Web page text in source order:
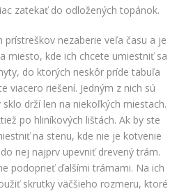
zatekať do odložených topánok.
prístreškov nezaberie veľa času a je
miesto, kde ich chcete umiestniť sa
do ktorých neskôr príde tabuľa
viacero riešení. Jedným z nich sú
drží len na niekoľkých miestach.
po hliníkových lištách. Ak by ste
na stenu, kde nie je kotvenie
nej najprv upevniť drevený trám.
podoprieť ďalšími trámami. Na ich
skrutky väčšieho rozmeru, ktoré